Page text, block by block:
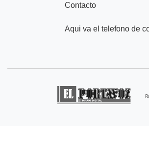
Contacto
Aqui va el telefono de